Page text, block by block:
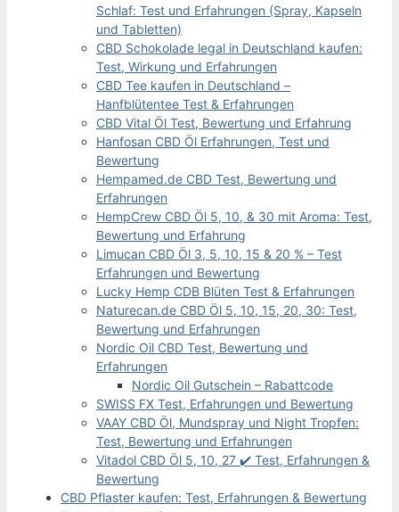
Schlaf: Test und Erfahrungen (Spray, Kapseln
und Tabletten)
CBD Schokolade legal in Deutschland kaufen:
Test, Wirkung und Erfahrungen
CBD Tee kaufen in Deutschland –
Hanfblütentee Test & Erfahrungen
CBD Vital Öl Test, Bewertung und Erfahrung
Hanfosan CBD Öl Erfahrungen, Test und
Bewertung
Hempamed.de CBD Test, Bewertung und
Erfahrungen
HempCrew CBD Öl 5, 10, & 30 mit Aroma: Test,
Bewertung und Erfahrung
Limucan CBD Öl 3, 5, 10, 15 & 20 % – Test
Erfahrungen und Bewertung
Lucky Hemp CDB Blüten Test & Erfahrungen
Naturecan.de CBD Öl 5, 10, 15, 20, 30: Test,
Bewertung und Erfahrungen
Nordic Oil CBD Test, Bewertung und
Erfahrungen
Nordic Oil Gutschein – Rabattcode
SWISS FX Test, Erfahrungen und Bewertung
VAAY CBD Öl, Mundspray und Night Tropfen:
Test, Bewertung und Erfahrungen
Vitadol CBD Öl 5, 10, 27 ✔️ Test, Erfahrungen &
Bewertung
CBD Pflaster kaufen: Test, Erfahrungen & Bewertung